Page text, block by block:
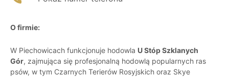
O firmie:
W Piechowicach funkcjonuje hodowla U Stóp Szklanych
Gór, zajmująca się profesjonalną hodowlą popularnych ras
psów, w tym Czarnych Terierów Rosyjskich oraz Skye